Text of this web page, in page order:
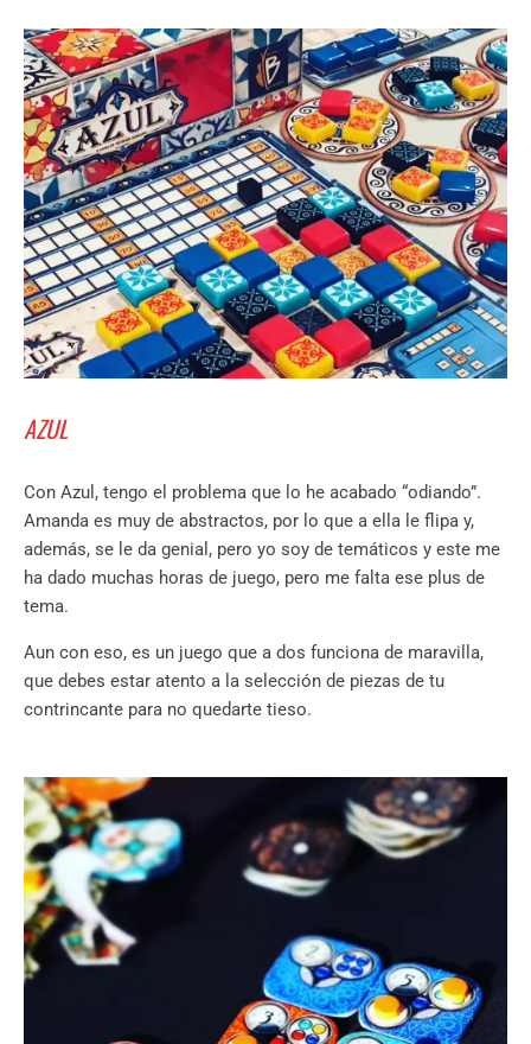
AZUL
Con Azul, tengo el problema que lo he acabado “odiando”.
Amanda es muy de abstractos, por lo que a ella le flipa y,
además, se le da genial, pero yo soy de temáticos y este me
ha dado muchas horas de juego, pero me falta ese plus de
tema.
Aun con eso, es un juego que a dos funciona de maravilla,
que debes estar atento a la selección de piezas de tu
contrincante para no quedarte tieso.